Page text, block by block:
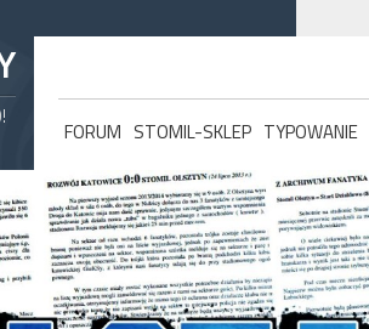
FORUM STOMIL-SKLEP TYPOWANIE